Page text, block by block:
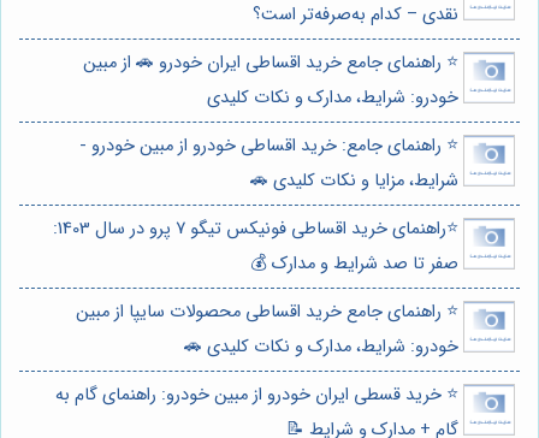
نقدی – کدام به‌صرفه‌تر است؟
⭐️ راهنمای جامع خرید اقساطی ایران خودرو 🚗 از مبین
خودرو: شرایط، مدارک و نکات کلیدی
⭐️ راهنمای جامع: خرید اقساطی خودرو از مبین خودرو -
شرایط، مزایا و نکات کلیدی 🚗
⭐️راهنمای خرید اقساطی فونیکس تیگو 7 پرو در سال 1403:
صفر تا صد شرایط و مدارک 💰
⭐️ راهنمای جامع خرید اقساطی محصولات سایپا از مبین
خودرو: شرایط، مدارک و نکات کلیدی 🚗
⭐️ خرید قسطی ایران خودرو از مبین خودرو: راهنمای گام به
گام + مدارک و شرایط 📝